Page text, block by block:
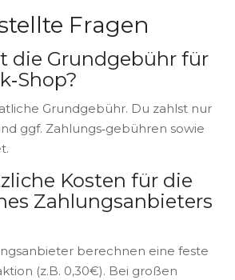
Fragen
die Grundgebühr für
Grundgebühr. Du zahlst nur
ggf. Zahlungs‑gebühren sowie
Kosten für die
Zahlungsanbieters
berechnen eine feste
(z.B. 0,30€). Bei großen